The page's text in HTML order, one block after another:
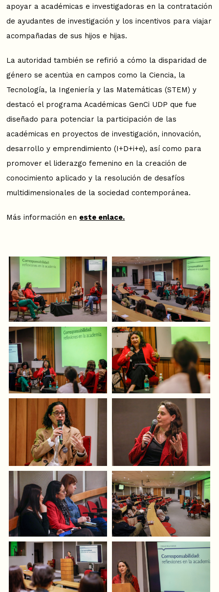
apoyar a académicas e investigadoras en la contratación
de ayudantes de investigación y los incentivos para viajar
acompañadas de sus hijos e hijas.
La autoridad también se refirió a cómo la disparidad de
género se acentúa en campos como la Ciencia, la
Tecnología, la Ingeniería y las Matemáticas (STEM) y
destacó el programa Académicas GenCi UDP que fue
diseñado para potenciar la participación de las
académicas en proyectos de investigación, innovación,
desarrollo y emprendimiento (I+D+i+e), así como para
promover el liderazgo femenino en la creación de
conocimiento aplicado y la resolución de desafíos
multidimensionales de la sociedad contemporánea.
Más información en este enlace.